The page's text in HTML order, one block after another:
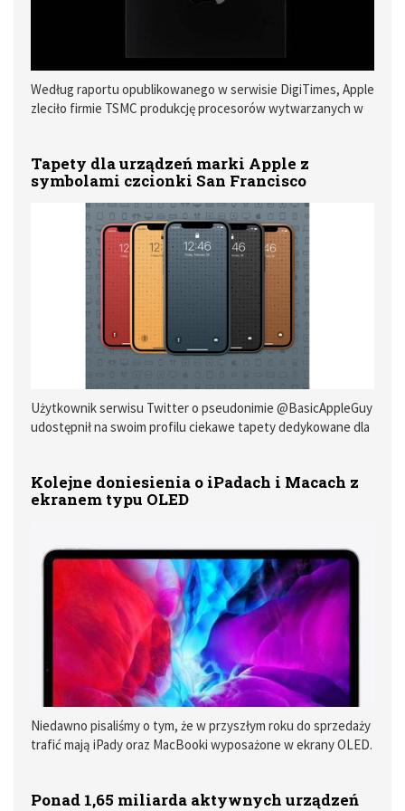
Według raportu opublikowanego w serwisie DigiTimes, Apple
zleciło firmie TSMC produkcję procesorów wytwarzanych w
Tapety dla urządzeń marki Apple z
symbolami czcionki San Francisco
Użytkownik serwisu Twitter o pseudonimie @BasicAppleGuy
udostępnił na swoim profilu ciekawe tapety dedykowane dla
tłach.
Kolejne doniesienia o iPadach i Macach z
ekranem typu OLED
Niedawno pisaliśmy o tym, że w przyszłym roku do sprzedaży
trafić mają iPady oraz MacBooki wyposażone w ekrany OLED.
Ponad 1,65 miliarda aktywnych urządzeń